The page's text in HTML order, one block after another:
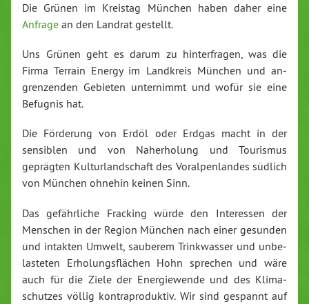
Die Grünen im Kreistag München haben daher eine
Anfrage an den Landrat gestellt.
Uns Grünen geht es darum zu hin­ter­fra­gen, was die
Firma Terrain Energy im Landkreis München und an­
gren­zen­den Gebieten un­ter­nimmt und wofür sie eine
Befugnis hat.
Die Förderung von Erdöl oder Erdgas macht in der
sensiblen und von Nah­er­ho­lung und Tourismus
geprägten Kul­tur­land­schaft des Vor­al­pen­lan­des südlich
von München ohnehin keinen Sinn.
Das ge­fähr­li­che Fracking würde den In­ter­es­sen der
Menschen in der Region München nach einer gesunden
und intakten Umwelt, sauberem Trink­was­ser und un­be­
las­te­ten Er­ho­lungs­flä­chen Hohn sprechen und wäre
auch für die Ziele der En­er­gie­wen­de und des Kli­ma­
schut­zes völlig kon­tra­pro­duk­tiv. Wir sind gespannt auf